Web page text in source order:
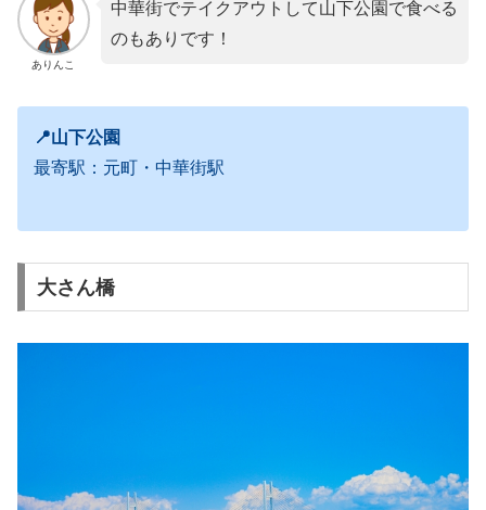
ありんこ
中華街でテイクアウトして山下公園で食べる
のもありです！
📍山下公園
最寄駅：元町・中華街駅
大さん橋